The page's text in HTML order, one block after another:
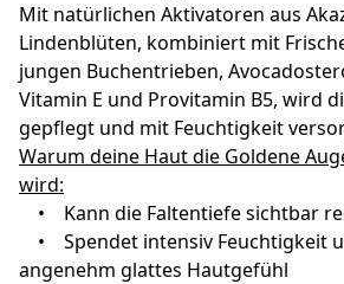
Mit natürlichen Aktivatoren aus
Lindenblüten, kombiniert mit
jungen Buchentrieben,
Vitamin E und Provitamin B5, wird
gepflegt und mit Feuchtigkeit
Warum deine Haut die Goldene
wird:
• Kann die Faltentiefe sichtbar
• Spendet intensiv Feuchtigkeit
angenehm glattes Hautgefühl